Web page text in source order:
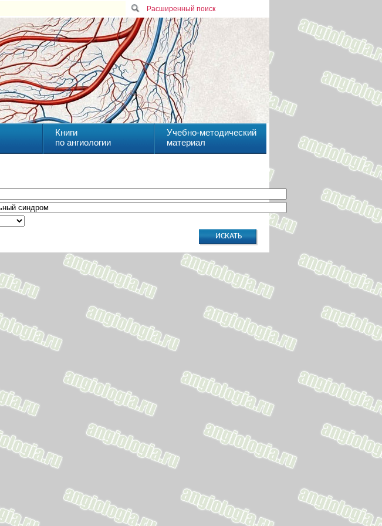
Расширенный поиск
Книги
по ангиологии
Учебно-методический
материал